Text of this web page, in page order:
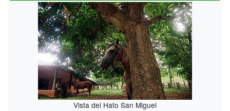
Vista del Hato San Miguel